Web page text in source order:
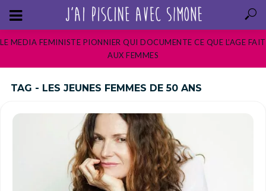
LE MEDIA FEMINISTE PIONNIER QUI DOCUMENTE CE QUE L’AGE FAIT
AUX FEMMES
TAG - LES JEUNES FEMMES DE 50 ANS